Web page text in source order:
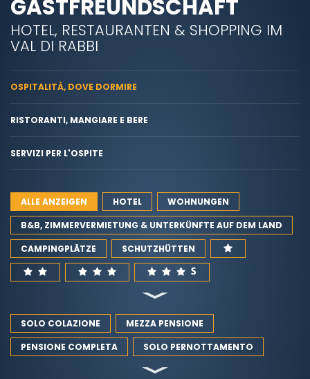
GASTFREUNDSCHAFT
HOTEL, RESTAURANTEN & SHOPPING IM
VAL DI RABBI
OSPITALITÀ, DOVE DORMIRE
RISTORANTI, MANGIARE E BERE
SERVIZI PER L'OSPITE
ALLE ANZEIGEN HOTEL
WOHNUNGEN
B&B, ZIMMERVERMIETUNG & UNTERKÜNFTE AUF DEM LAND
CAMPINGPLÄTZE
SCHUTZHÜTTEN
SOLO COLAZIONE
MEZZA PENSIONE
PENSIONE COMPLETA
SOLO PERNOTTAMENTO